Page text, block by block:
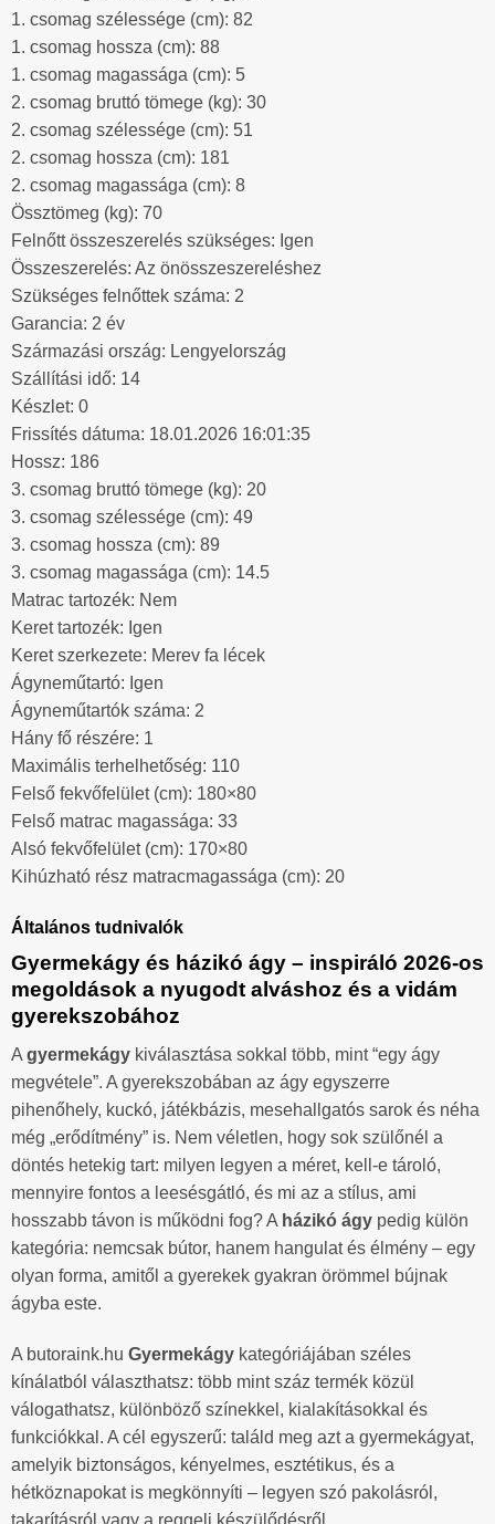
1. csomag szélessége (cm): 82
1. csomag hossza (cm): 88
1. csomag magassága (cm): 5
2. csomag bruttó tömege (kg): 30
2. csomag szélessége (cm): 51
2. csomag hossza (cm): 181
2. csomag magassága (cm): 8
Össztömeg (kg): 70
Felnőtt összeszerelés szükséges: Igen
Összeszerelés: Az önösszeszereléshez
Szükséges felnőttek száma: 2
Garancia: 2 év
Származási ország: Lengyelország
Szállítási idő: 14
Készlet: 0
Frissítés dátuma: 18.01.2026 16:01:35
Hossz: 186
3. csomag bruttó tömege (kg): 20
3. csomag szélessége (cm): 49
3. csomag hossza (cm): 89
3. csomag magassága (cm): 14.5
Matrac tartozék: Nem
Keret tartozék: Igen
Keret szerkezete: Merev fa lécek
Ágyneműtartó: Igen
Ágyneműtartók száma: 2
Hány fő részére: 1
Maximális terhelhetőség: 110
Felső fekvőfelület (cm): 180×80
Felső matrac magassága: 33
Alsó fekvőfelület (cm): 170×80
Kihúzható rész matracmagassága (cm): 20
Általános tudnivalók
Gyermekágy és házikó ágy – inspiráló 2026-os
megoldások a nyugodt alváshoz és a vidám
gyerekszobához
A gyermekágy kiválasztása sokkal több, mint “egy ágy
megvétele”. A gyerekszobában az ágy egyszerre
pihenőhely, kuckó, játékbázis, mesehallgatós sarok és néha
még „erődítmény” is. Nem véletlen, hogy sok szülőnél a
döntés hetekig tart: milyen legyen a méret, kell-e tároló,
mennyire fontos a leesésgátló, és mi az a stílus, ami
hosszabb távon is működni fog? A házikó ágy pedig külön
kategória: nemcsak bútor, hanem hangulat és élmény – egy
olyan forma, amitől a gyerekek gyakran örömmel bújnak
ágyba este.
A butoraink.hu Gyermekágy kategóriájában széles
kínálatból választhatsz: több mint száz termék közül
válogathatsz, különböző színekkel, kialakításokkal és
funkciókkal. A cél egyszerű: találd meg azt a gyermekágyat,
amelyik biztonságos, kényelmes, esztétikus, és a
hétköznapokat is megkönnyíti – legyen szó pakolásról,
takarításról vagy a reggeli készülődésről.